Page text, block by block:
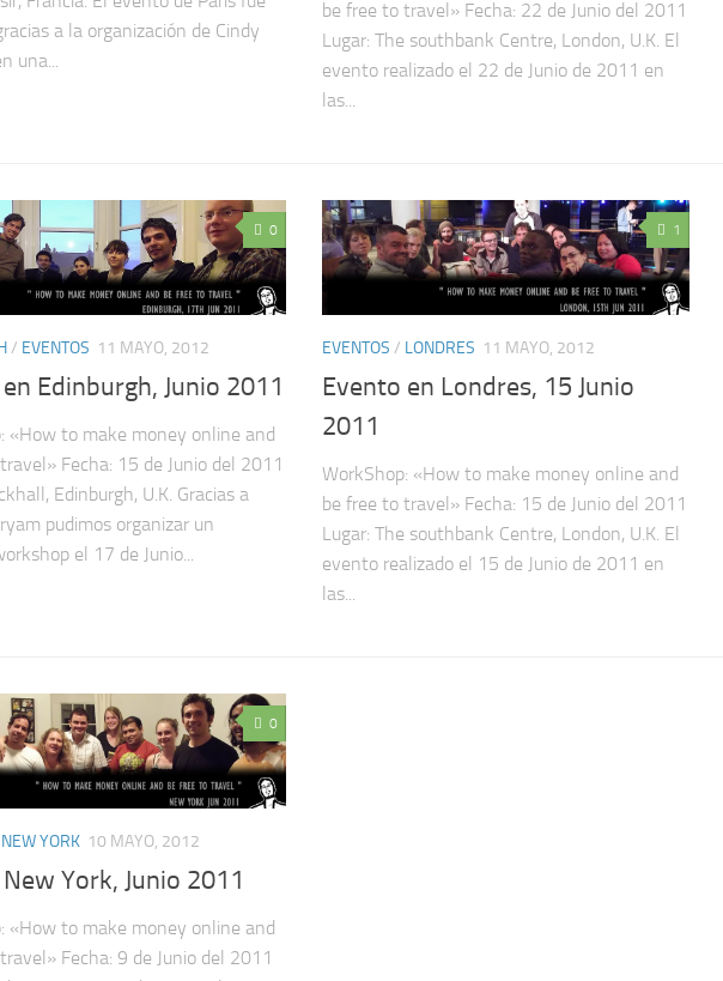
a la organización de Cindy
una...
be free to travel» Fecha: 22 de Junio del 2011
Lugar: The southbank Centre, London, U.K. El
evento realizado el 22 de Junio de 2011 en
las...
0
/ EVENTOS 11 MAYO, 2012
Edinburgh, Junio 2011
«How to make money online and
Fecha: 15 de Junio del 2011
Edinburgh, U.K. Gracias a
pudimos organizar un
el 17 de Junio...
1
EVENTOS / LONDRES 11 MAYO, 2012
Evento en Londres, 15 Junio
2011
WorkShop: «How to make money online and
be free to travel» Fecha: 15 de Junio del 2011
Lugar: The southbank Centre, London, U.K. El
evento realizado el 15 de Junio de 2011 en
las...
0
NEW YORK 10 MAYO, 2012
York, Junio 2011
«How to make money online and
Fecha: 9 de Junio del 2011